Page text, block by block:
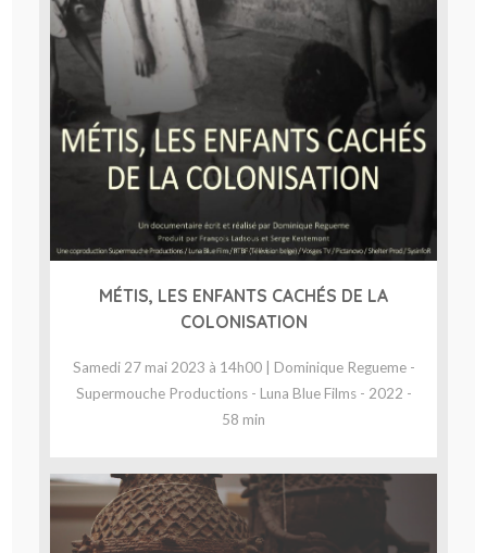
MÉTIS, LES ENFANTS CACHÉS DE LA
COLONISATION
Samedi 27 mai 2023 à 14h00 | Dominique Regueme -
Supermouche Productions - Luna Blue Films - 2022 -
58 min